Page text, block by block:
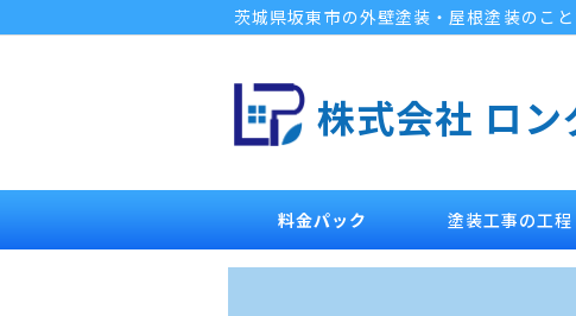
茨城県坂東市の外壁塗装・屋根塗装のこ
株式会社 ロン
料金パック 塗装工事の工程